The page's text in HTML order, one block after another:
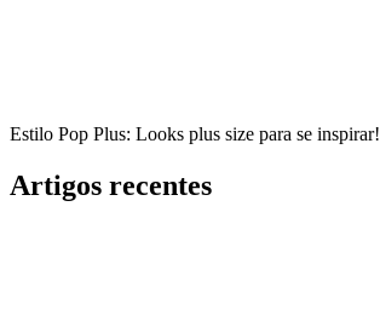
Estilo Pop Plus: Looks plus size para se inspirar!
Artigos recentes